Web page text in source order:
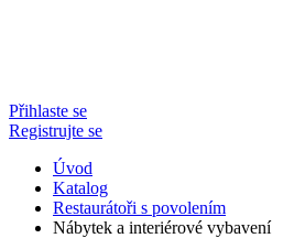
Přihlaste se
Registrujte se
Úvod
Katalog
Restaurátoři s povolením
Nábytek a interiérové vybavení